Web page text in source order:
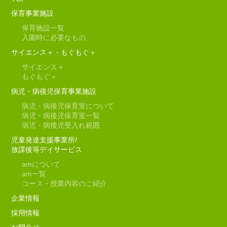
保育事業施設
保育施設一覧
入園時に必要なもの
サイエンス＋・もぐもぐ＋
サイエンス＋
もぐもぐ＋
病児・病後児保育事業施設
病児・病後児保育室について
病児・病後児保育室一覧
病児・病後児受入れ範囲
児童発達支援事業所/
放課後等デイサービス
amについて
am一覧
コース・授業内容のご紹介
企業情報
採用情報